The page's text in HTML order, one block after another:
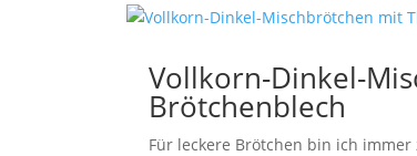
Vollkorn-Dinkel-
Brötchenblech
Für leckere Brötchen bin ich